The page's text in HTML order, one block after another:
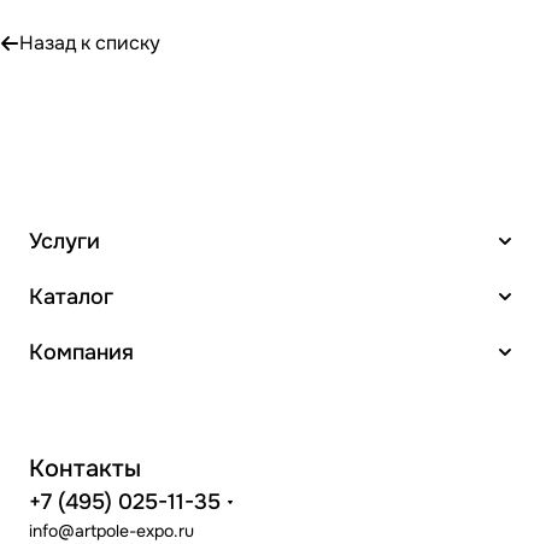
Назад к списку
Услуги
Каталог
Компания
Контакты
+7 (495) 025-11-35
info@artpole-expo.ru